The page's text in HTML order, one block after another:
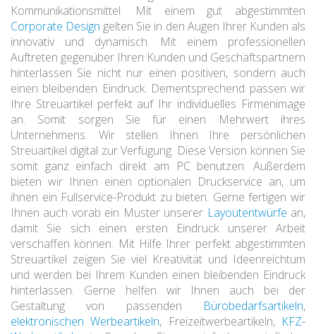
Kommunikationsmittel. Mit einem gut abgestimmten
Corporate Design gelten Sie in den Augen Ihrer Kunden als
innovativ und dynamisch. Mit einem professionellen
Auftreten gegenüber Ihren Kunden und Geschäftspartnern
hinterlassen Sie nicht nur einen positiven, sondern auch
einen bleibenden Eindruck. Dementsprechend passen wir
Ihre Streuartikel perfekt auf Ihr individuelles Firmenimage
an. Somit sorgen Sie für einen Mehrwert ihres
Unternehmens. Wir stellen Ihnen Ihre persönlichen
Streuartikel digital zur Verfügung. Diese Version können Sie
somit ganz einfach direkt am PC benutzen. Außerdem
bieten wir Ihnen einen optionalen Druckservice an, um
ihnen ein Fullservice-Produkt zu bieten. Gerne fertigen wir
Ihnen auch vorab ein Muster unserer Layoutentwürfe an,
damit Sie sich einen ersten Eindruck unserer Arbeit
verschaffen können. Mit Hilfe Ihrer perfekt abgestimmten
Streuartikel zeigen Sie viel Kreativität und Ideenreichtum
und werden bei Ihrem Kunden einen bleibenden Eindruck
hinterlassen. Gerne helfen wir Ihnen auch bei der
Gestaltung von passenden Bürobedarfsartikeln,
elektronischen Werbeartikeln, Freizeitwerbeartikeln, KFZ-